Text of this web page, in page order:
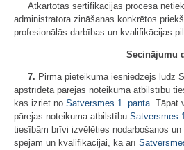
Atkārtotas sertifikācijas procesā
administratora zināšanas konkrētos
profesionālās darbības un kvalifikācijas
Secinājumu
7. Pirmā pieteikuma iesniedzējs lūdz
apstrīdētā pārejas noteikuma atbilstību
kas izriet no Satversmes 1. panta. Tāpat
pārejas noteikuma atbilstību Satversmes
tiesībām brīvi izvēlēties nodarbošanos
spējām un kvalifikācijai, kā arī